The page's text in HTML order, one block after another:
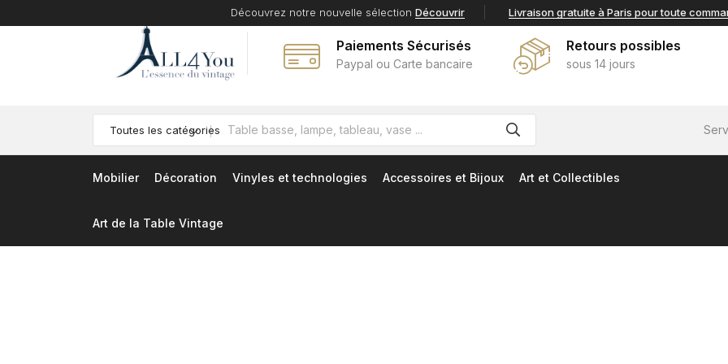
Découvrez notre nouvelle sélection Découvrir Livraison gratuite à Paris pour toute
Paiements Sécurisés
Paypal ou Carte bancaire
Retours possibles
sous 14 jours
Toutes les catégories
Mobilier Décoration Vinyles et technologies Accessoires et Bijoux Art et Collectibles
Art de la Table Vintage